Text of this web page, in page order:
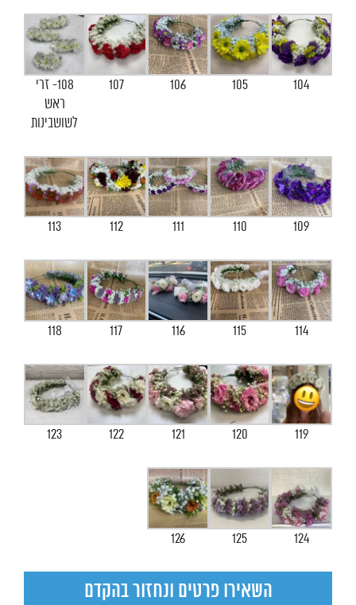
104
105
106
107
108- זרי
ראש
לשושבינות
109
110
111
112
113
114
115
116
117
118
119
120
121
122
123
124
125
126
השאירו פרטים ונחזור בהקדם